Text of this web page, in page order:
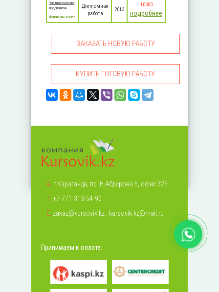
Учетная политика
предприятия
Финансовый учет
Дипломная
работа
2013
10000
подробнее
ЗАКАЗАТЬ НОВУЮ РАБОТУ
КУПИТЬ ГОТОВУЮ РАБОТУ
А: г.Караганда, пр. Н.Абдирова 5, офис 325
Т: +7-771-313-54-90
Е: zakaz@kursovik.kz kursovik.kz@mail.ru
Принимаем к оплате: